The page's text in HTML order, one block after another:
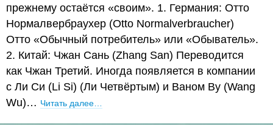
прежнему остаётся «своим». 1. Германия: Отто
Нормалвербраухер (Otto Normalverbraucher)
Отто «Обычный потребитель» или «Обыватель».
2. Китай: Чжан Сань (Zhang San) Переводится
как Чжан Третий. Иногда появляется в компании
с Ли Си (Li Si) (Ли Четвёртым) и Ваном Ву (Wang
Wu)… Читать далее…